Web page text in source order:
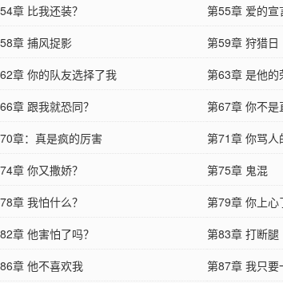
章 比我还装？ 第55章 爱的宣
章 捕风捉影 第59章 狩猎日
章 你的队友选择了我 第63章 是他的
章 跟我就恐同？ 第67章 你不是
章：真是疯的厉害 第71章 你骂人
章 你又撒娇？ 第75章 鬼混
章 我怕什么？ 第79章 你上心
章 他害怕了吗？ 第83章 打断腿
章 他不喜欢我 第87章 我只要